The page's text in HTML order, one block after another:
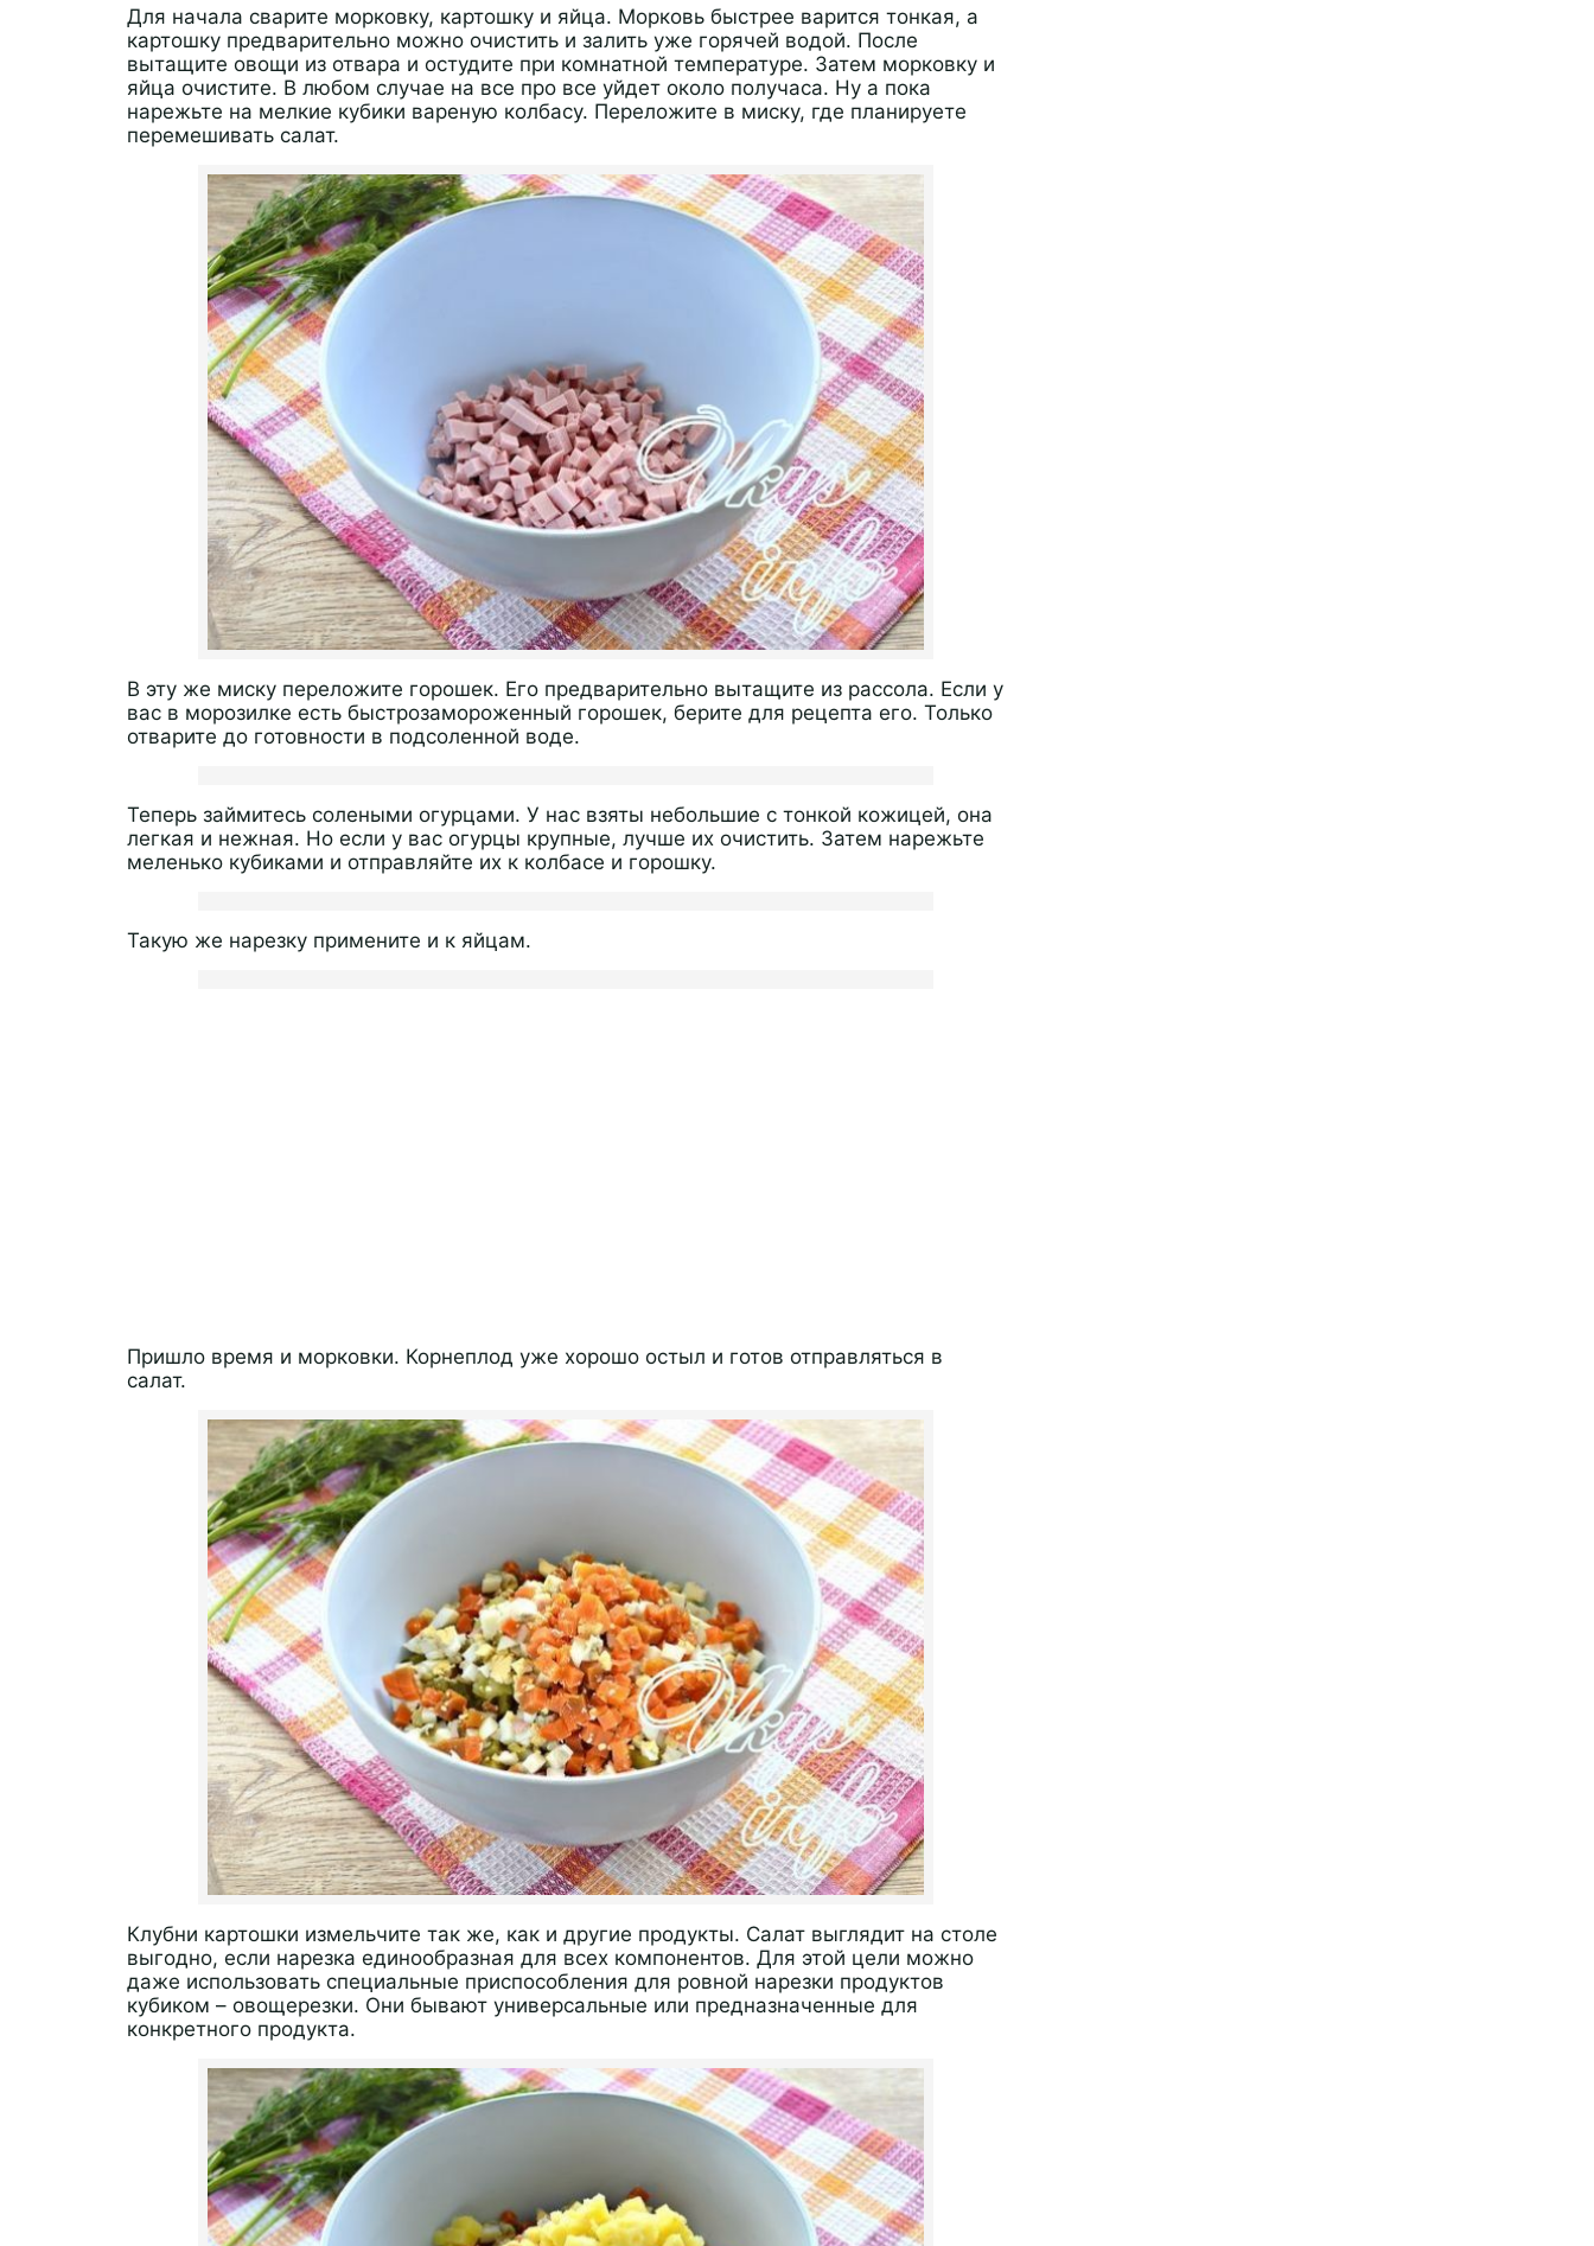
Для начала сварите морковку, картошку и яйца. Морковь быстрее варится тонкая, а
картошку предварительно можно очистить и залить уже горячей водой. После
вытащите овощи из отвара и остудите при комнатной температуре. Затем морковку и
яйца очистите. В любом случае на все про все уйдет около получаса. Ну а пока
нарежьте на мелкие кубики вареную колбасу. Переложите в миску, где планируете
перемешивать салат.
В эту же миску переложите горошек. Его предварительно вытащите из рассола. Если у
вас в морозилке есть быстрозамороженный горошек, берите для рецепта его. Только
отварите до готовности в подсоленной воде.
Теперь займитесь солеными огурцами. У нас взяты небольшие с тонкой кожицей, она
легкая и нежная. Но если у вас огурцы крупные, лучше их очистить. Затем нарежьте
меленько кубиками и отправляйте их к колбасе и горошку.
Такую же нарезку примените и к яйцам.
Пришло время и морковки. Корнеплод уже хорошо остыл и готов отправляться в
салат.
Клубни картошки измельчите так же, как и другие продукты. Салат выглядит на столе
выгодно, если нарезка единообразная для всех компонентов. Для этой цели можно
даже использовать специальные приспособления для ровной нарезки продуктов
кубиком – овощерезки. Они бывают универсальные или предназначенные для
конкретного продукта.